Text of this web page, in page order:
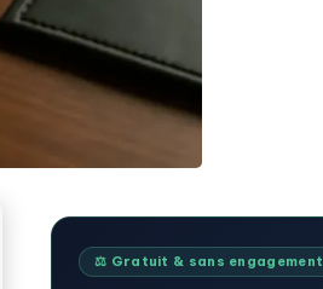
⚖️ Gratuit & sans engagement